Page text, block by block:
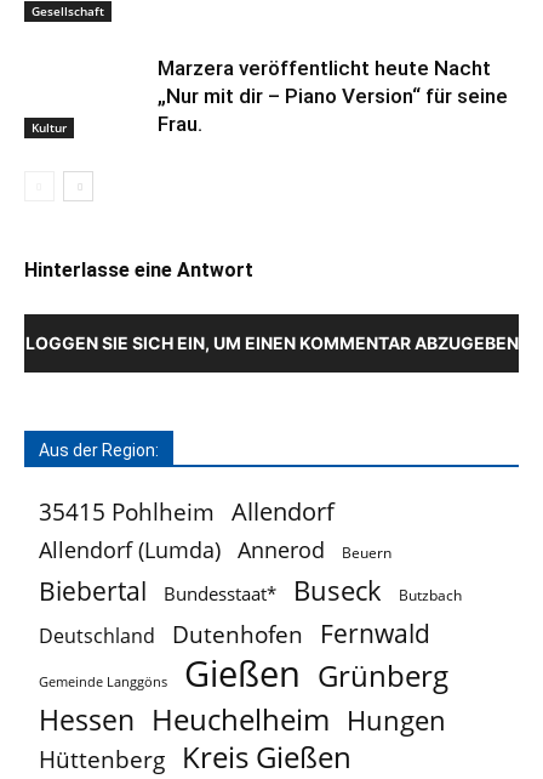
Gesellschaft
Kultur
Marzera veröffentlicht heute Nacht
„Nur mit dir – Piano Version“ für seine
Frau.
Hinterlasse eine Antwort
LOGGEN SIE SICH EIN, UM EINEN KOMMENTAR ABZUGEBEN
Aus der Region:
35415 Pohlheim Allendorf
Allendorf (Lumda) Annerod Beuern
Biebertal Bundesstaat* Buseck Butzbach
Deutschland Dutenhofen Fernwald
Gemeinde Langgöns Gießen Grünberg
Hessen Heuchelheim Hungen
Hüttenberg Kreis Gießen